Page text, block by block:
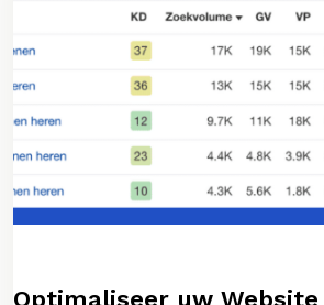
Optimaliseer uw